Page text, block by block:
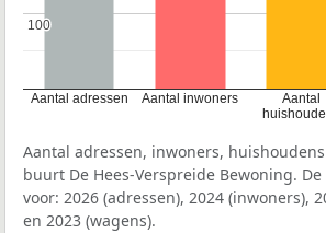
Aantal adressen Aantal inwoners
Aantal
100
100
Aantal adressen, inwoners,
buurt De Hees-Verspreide Bewoning.
voor: 2026 (adressen), 2024 (inwoners),
en 2023 (wagens).